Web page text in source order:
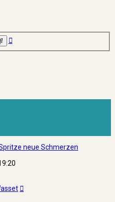
SucheErweiterte
neue Schmerzen